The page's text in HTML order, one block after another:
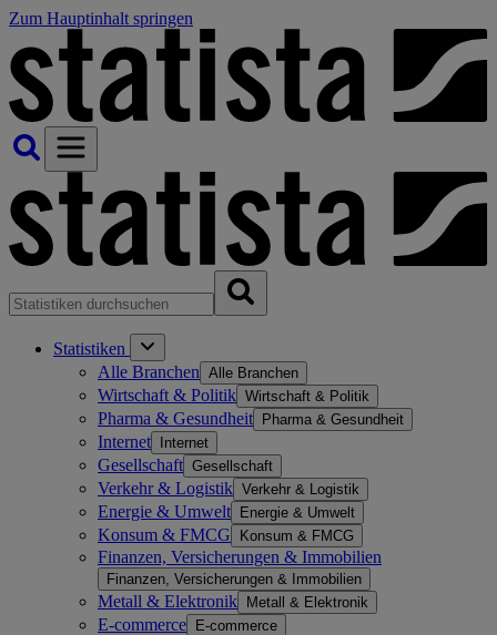
Zum Hauptinhalt springen
Statistiken
Alle Branchen Alle Branchen
Wirtschaft & Politik Wirtschaft & Politik
Pharma & Gesundheit Pharma & Gesundheit
Internet Internet
Gesellschaft Gesellschaft
Verkehr & Logistik Verkehr & Logistik
Energie & Umwelt Energie & Umwelt
Konsum & FMCG Konsum & FMCG
Finanzen, Versicherungen & Immobilien
Finanzen, Versicherungen & Immobilien
Metall & Elektronik Metall & Elektronik
E-commerce E-commerce